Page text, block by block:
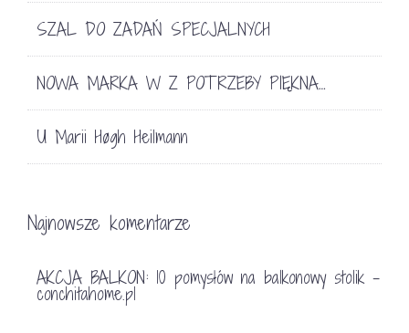
SZAL DO ZADAŃ SPECJALNYCH
NOWA MARKA W Z POTRZEBY PIĘKNA…
U Marii Høgh Heilmann
Najnowsze komentarze
AKCJA BALKON: 10 pomysłów na balkonowy stolik -
conchitahome.pl